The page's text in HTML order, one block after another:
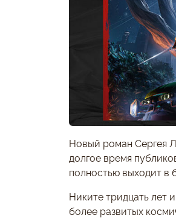
Новый роман Сергея
долгое время
полностью выходит в
Никите тридцать лет
более развитых